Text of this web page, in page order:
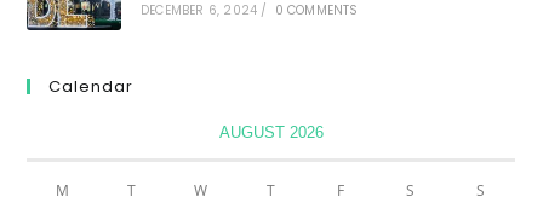
DECEMBER 6, 2024 / 0 COMMENTS
Calendar
AUGUST 2026
M T W T F S S